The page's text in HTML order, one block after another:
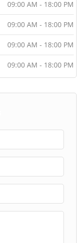
09:00 AM - 18:00 PM
09:00 AM - 18:00 PM
09:00 AM - 18:00 PM
09:00 AM - 18:00 PM